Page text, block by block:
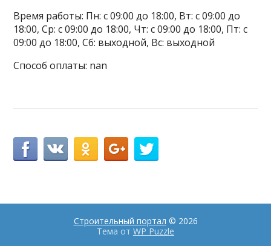
Время работы: Пн: с 09:00 до 18:00, Вт: с 09:00 до
18:00, Ср: с 09:00 до 18:00, Чт: с 09:00 до 18:00, Пт: с
09:00 до 18:00, Сб: выходной, Вс: выходной
Способ оплаты: nan
Строительный портал © 2026
Тема от WP Puzzle